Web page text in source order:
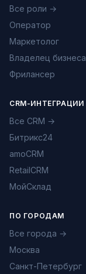
Все роли →
Оператор
Маркетолог
Владелец бизнеса
Фрилансер
CRM-ИНТЕГРАЦИИ
Все CRM →
Битрикс24
amoCRM
RetailCRM
МойСклад
ПО ГОРОДАМ
Все города →
Москва
Санкт-Петербург